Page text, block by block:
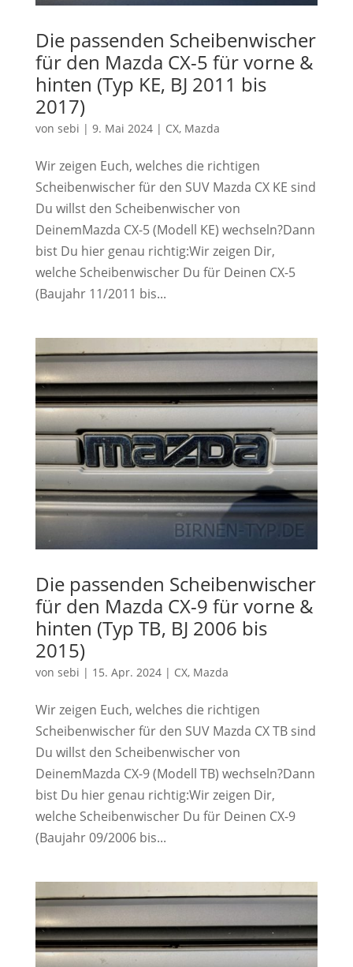
Die passenden Scheibenwischer
für den Mazda CX-5 für vorne &
hinten (Typ KE, BJ 2011 bis
2017)
von sebi | 9. Mai 2024| CX, Mazda
Wir zeigen Euch, welches die richtigen
Scheibenwischer für den SUV Mazda CX KE sind
Du willst den Scheibenwischer von
DeinemMazda CX-5 (Modell KE) wechseln?Dann
bist Du hier genau richtig:Wir zeigen Dir,
welche Scheibenwischer Du für Deinen CX-5
(Baujahr 11/2011 bis...
Die passenden Scheibenwischer
für den Mazda CX-9 für vorne &
hinten (Typ TB, BJ 2006 bis
2015)
von sebi | 15. Apr. 2024| CX, Mazda
Wir zeigen Euch, welches die richtigen
Scheibenwischer für den SUV Mazda CX TB sind
Du willst den Scheibenwischer von
DeinemMazda CX-9 (Modell TB) wechseln?Dann
bist Du hier genau richtig:Wir zeigen Dir,
welche Scheibenwischer Du für Deinen CX-9
(Baujahr 09/2006 bis...